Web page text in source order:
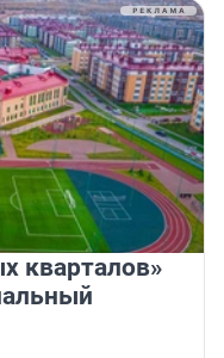
кварталов»